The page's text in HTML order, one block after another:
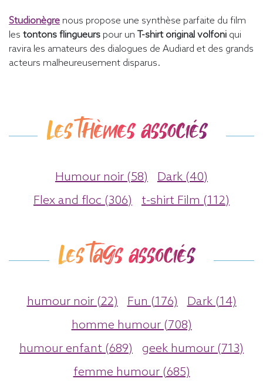
Studionègre nous propose une synthèse parfaite du film
les tontons flingueurs pour un T-shirt original volfoni qui
ravira les amateurs des dialogues de Audiard et des grands
acteurs malheureusement disparus.
Les thèmes associés
Humour noir (58)
Dark (40)
Flex and floc (306)
t-shirt Film (112)
Les tags associés
humour noir (22) Fun (176)
Dark (14)
homme humour (708)
humour enfant (689)
geek humour (713)
femme humour (685)